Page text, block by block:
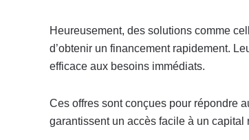
Heureusement, des solutions comme
d’obtenir un financement rapidement.
efficace aux besoins immédiats.
Ces offres sont conçues pour répondre
garantissent un accès facile à un